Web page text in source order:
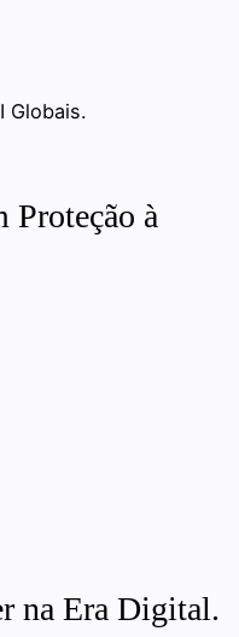
Globais.
Proteção à
na Era Digital.